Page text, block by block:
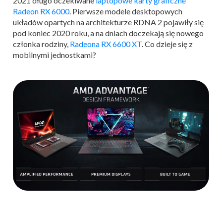
Radeon RX 6000. Pierwsze modele desktopowych
układów opartych na architekturze RDNA 2 pojawiły się
pod koniec 2020 roku, a na dniach doczekają się nowego
członka rodziny, Radeona RX 6600 XT. Co dzieje się z
mobilnymi jednostkami?